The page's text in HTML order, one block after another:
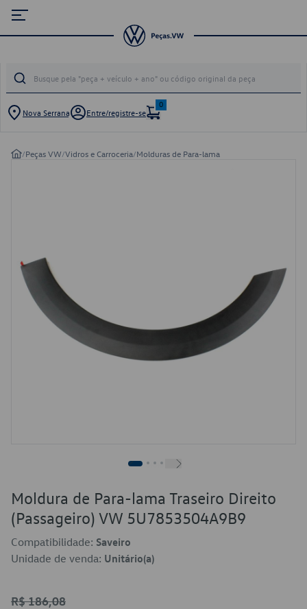
Nova Serrana Entre/registre-se
0
/Peças VW/Vidros e Carroceria/Molduras de Para-lama
Moldura de Para-lama Traseiro Direito
(Passageiro) VW 5U7853504A9B9
Compatibilidade: Saveiro
Unidade de venda: Unitário(a)
R$ 186,08